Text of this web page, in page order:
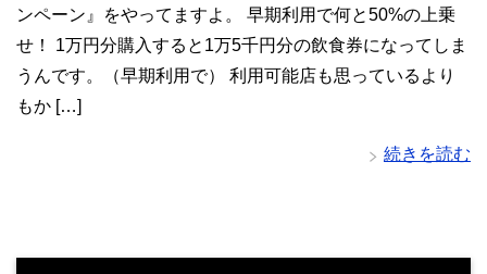
ンペーン』をやってますよ。 早期利用で何と50%の上乗
せ！ 1万円分購入すると1万5千円分の飲食券になってしま
うんです。（早期利用で） 利用可能店も思っているより
もか […]
続きを読む